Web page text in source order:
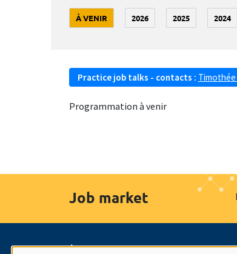
À VENIR 2026 2025 2024
Practice job talks - contacts :
Programmation à venir
Job market
À propos Nos engagements